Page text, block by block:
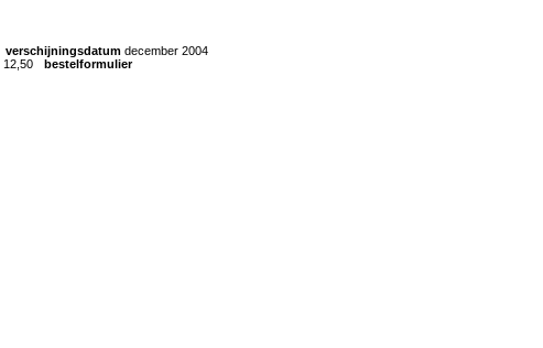
verschijningsdatum december 2004
12,50 bestelformulier